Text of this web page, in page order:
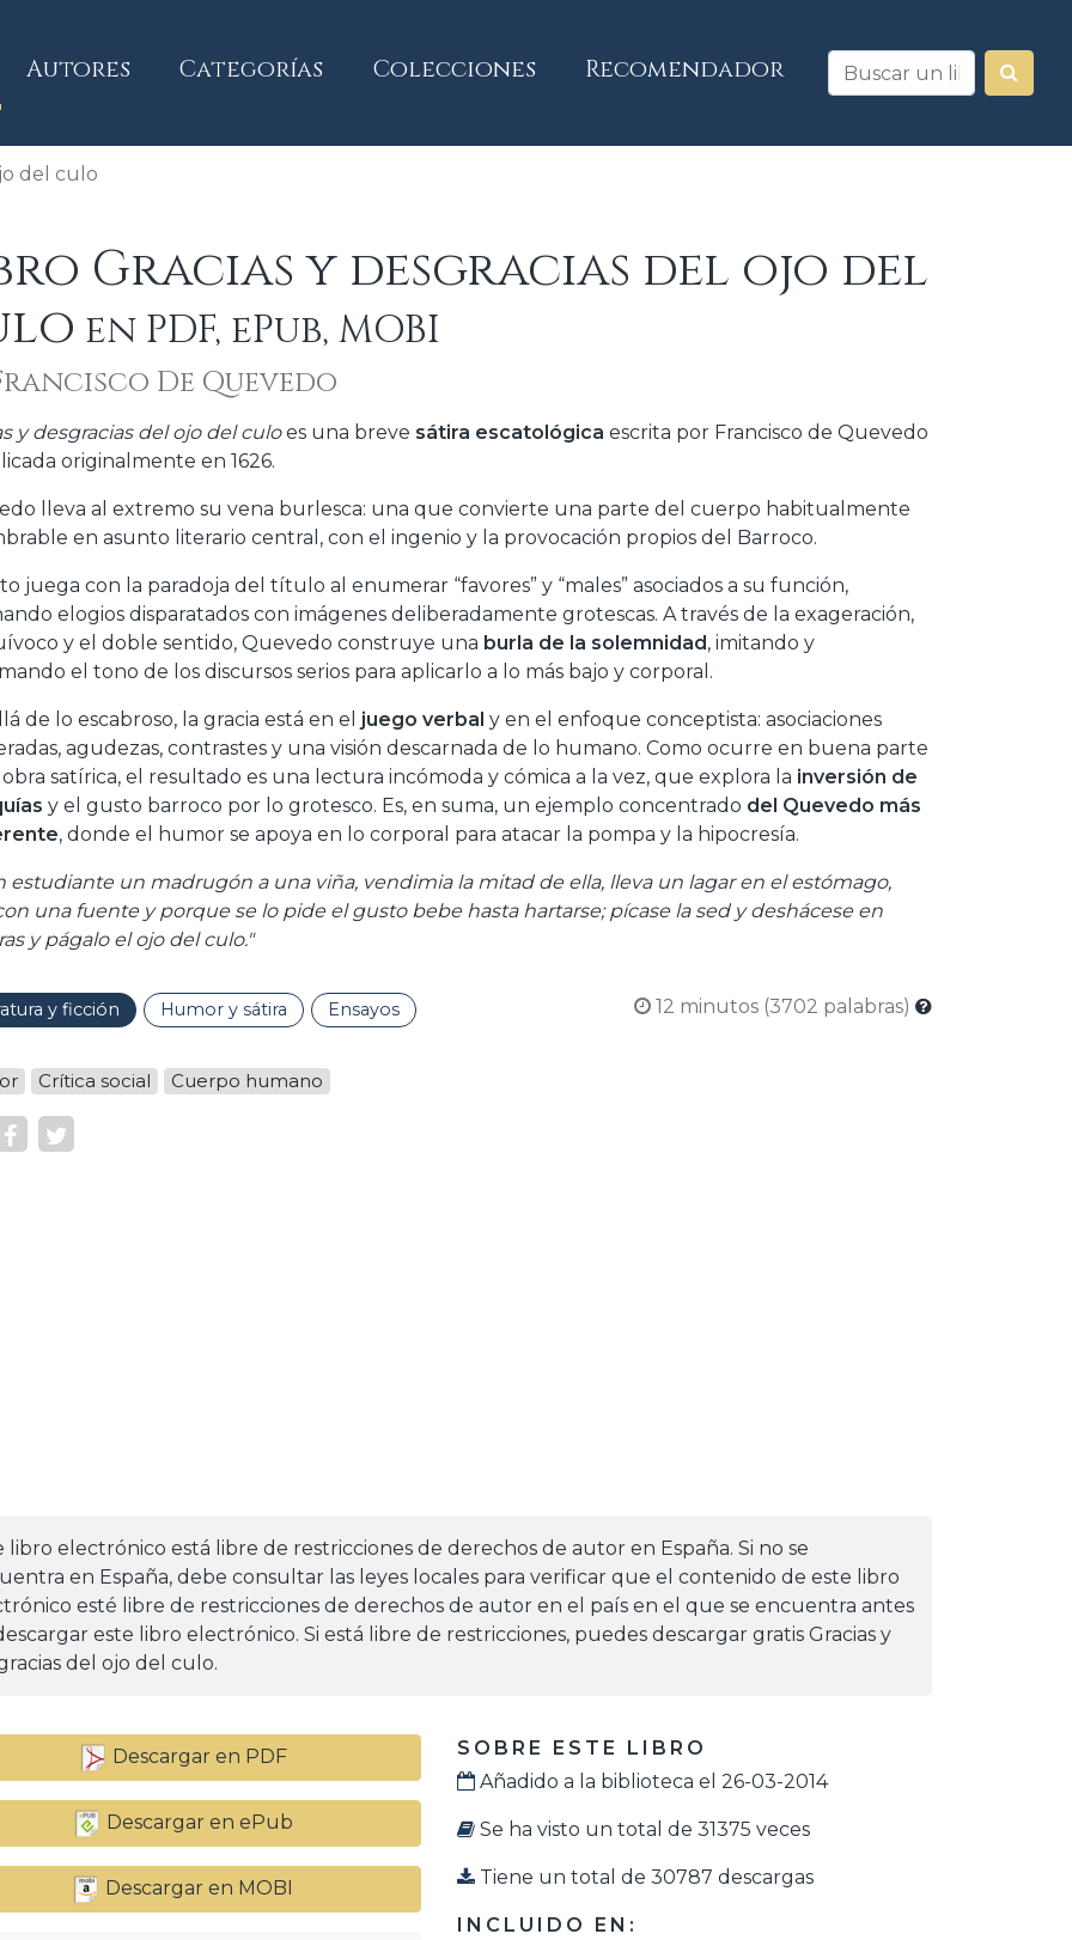
Autores Categorías Colecciones Recomendador
del culo
Gracias y desgracias del ojo del
en PDF, ePub, MOBI
De Quevedo
y desgracias del ojo del culoes una breve sátira escatológica escrita por Francisco de Quevedo
originalmente en 1626.
lleva al extremo su vena burlesca: una que convierte una parte del cuerpo habitualmente
en asunto literario central, con el ingenio y la provocación propios del Barroco.
juega con la paradoja del título al enumerar “favores” y “males” asociados a su función,
elogios disparatados con imágenes deliberadamente grotescas. A través de la exageración,
y el doble sentido, Quevedo construye una burla de la solemnidad, imitando y
el tono de los discursos serios para aplicarlo a lo más bajo y corporal.
de lo escabroso, la gracia está en el juego verbal y en el enfoque conceptista: asociaciones
agudezas, contrastes y una visión descarnada de lo humano. Como ocurre en buena parte
satírica, el resultado es una lectura incómoda y cómica a la vez, que explora la inversión de
y el gusto barroco por lo grotesco. Es, en suma, un ejemplo concentrado del Quevedo más
, donde el humor se apoya en lo corporal para atacar la pompa y la hipocresía.
estudiante un madrugón a una viña, vendimia la mitad de ella, lleva un lagar en el estómago,
una fuente y porque se lo pide el gusto bebe hasta hartarse; pícase la sed y deshácese en
y págalo el ojo del culo."
y ficción Humor y sátira Ensayos 12 minutos (3702 palabras)
Crítica social Cuerpo humano
libro electrónico está libre de restricciones de derechos de autor en España. Si no se
en España, debe consultar las leyes locales para verificar que el contenido de este libro
esté libre de restricciones de derechos de autor en el país en el que se encuentra antes
este libro electrónico. Si está libre de restricciones, puedes descargar gratis Gracias y
del ojo del culo.
Descargar en PDF
Descargar en ePub
Descargar en MOBI
SOBRE ESTE LIBRO
Añadido a la biblioteca el 26-03-2014
Se ha visto un total de 31375 veces
Tiene un total de 30787 descargas
INCLUIDO EN: